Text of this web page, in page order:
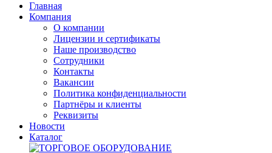
Главная
Компания
О компании
Лицензии и сертификаты
Наше производство
Сотрудники
Контакты
Вакансии
Политика конфиденциальности
Партнёры и клиенты
Реквизиты
Новости
Каталог